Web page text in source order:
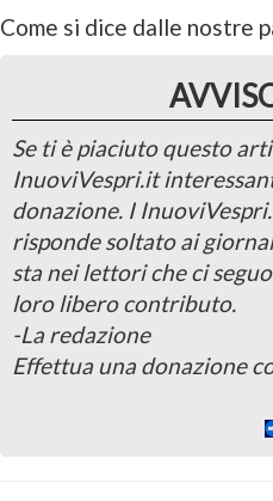
Come si dice dalle nostre
Se ti è piaciuto questo
InuoviVespri.it
donazione. I
risponde soltato ai
sta nei lettori che ci
loro libero contributo.
-La redazione
Effettua una donazione